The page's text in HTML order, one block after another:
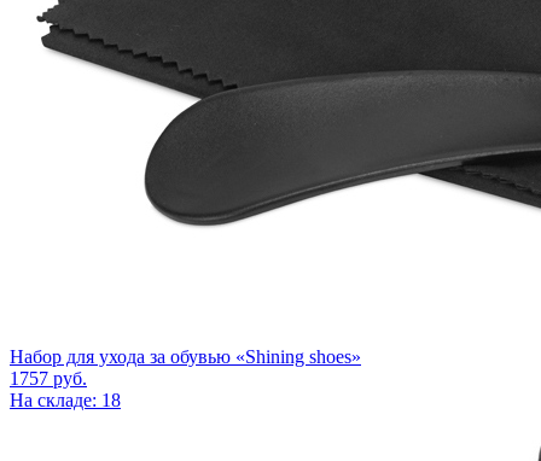
Набор для ухода за обувью «Shining shoes»
1757 руб.
На складе: 18